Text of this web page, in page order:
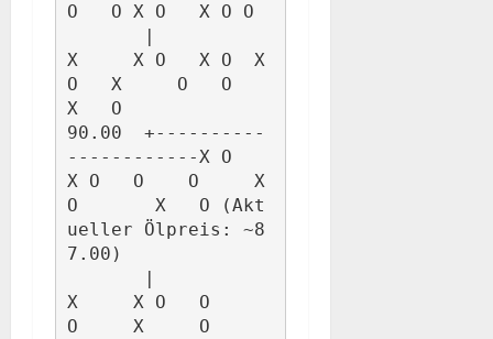
O   O X O   X O O
       |
X     X O   X O  X
O   X     O   O
X   O
90.00  +----------
------------X O
X O   O    O     X
O       X   O (Akt
ueller Ölpreis: ~8
7.00)
       |
X     X O   O
O     X     O